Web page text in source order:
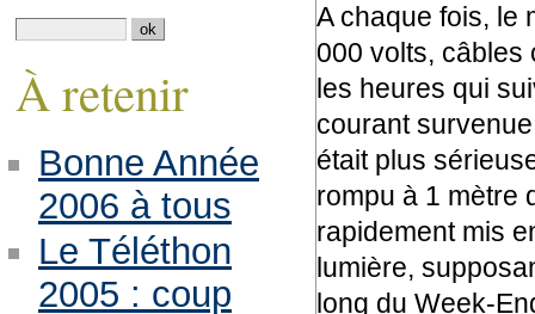
A chaque fois, le
000 volts, câbles
les heures qui
courant
était plus
rompu à 1 mètre
rapidement mis
lumière,
long du Week-
À retenir
Bonne Année
2006 à tous
Le Téléthon
2005 : coup